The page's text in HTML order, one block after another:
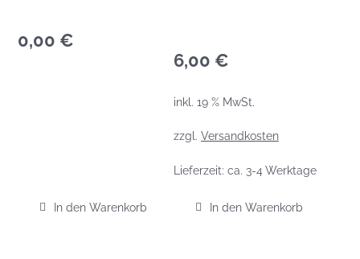
0,00 €
In den Warenkorb
6,00 €
inkl. 19 % MwSt.
zzgl. Versandkosten
Lieferzeit: ca. 3-4 Werktage
In den Warenkorb